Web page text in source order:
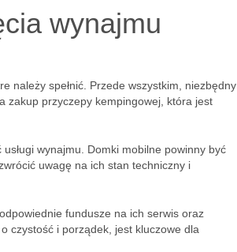
wynajmu
należy spełnić. Przede wszystkim, niezbędny
zakup przyczepy kempingowej, która jest
wynajmu. Domki mobilne powinny być
uwagę na ich stan techniczny i
fundusze na ich serwis oraz
czystość i porządek, jest kluczowe dla